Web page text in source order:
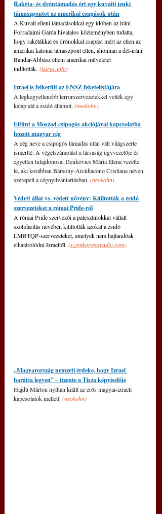
Rakéta- és dróntámadás ért egy kuvaiti jenki
támaszpontot az amerikai csapások után
A Kuvait elleni támadásokkal egy időben az iráni
Forradalmi Gárda hivatalos közleményben tudatta,
hogy rakétákkal és drónokkal csapást mért az ellen az
amerikai katonai támaszpont ellen, ahonnan a dél-iráni
Bandar-Abbász elleni amerikai műveletet
indították. (kuruc.info)
Izrael is felkerült az ENSZ feketelistájára
A legkegyetlenebb terrorszervezetekkel vették egy
kalap alá a zsidó államot. (neokohn)
Eltűnt a Moszad csipogós akciójával kapcsolatba
hozott magyar cég
A cég neve a csipogós támadás után vált világszerte
ismertté. A végelszámolást a társaság ügyvezetője és
egyetlen tulajdonosa, Denkovics Mária Elena vezette
le, aki korábban Bársony-Arcidiacono Cristiana néven
szerepelt a cégnyilvántartásban. (neokohn)
Védett állat vs. védett növény: Kitiltották a zsidó
szervezeteket a római Pride-ról
A római Pride szervezői a palesztinokkal vállalt
szolidaritás nevében kitiltották azokat a zsidó
LMBTQP-szervezeteket, amelyek nem hajlandóak
elhatárolódni Izraeltől. (szentkoronaradio.com)
„Magyarország nemzeti érdeke, hogy Izrael
barátja legyen” – üzente a Tisza képviselője
Hajdú Márton nyíltan kiállt az erős magyar-izraeli
kapcsolatok mellett. (neokohn)